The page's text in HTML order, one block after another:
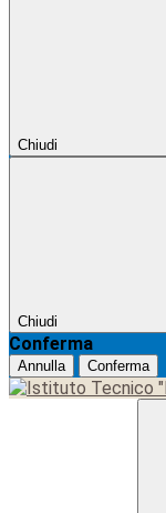
Chiudi
Chiudi
Conferma
Annulla Conferma